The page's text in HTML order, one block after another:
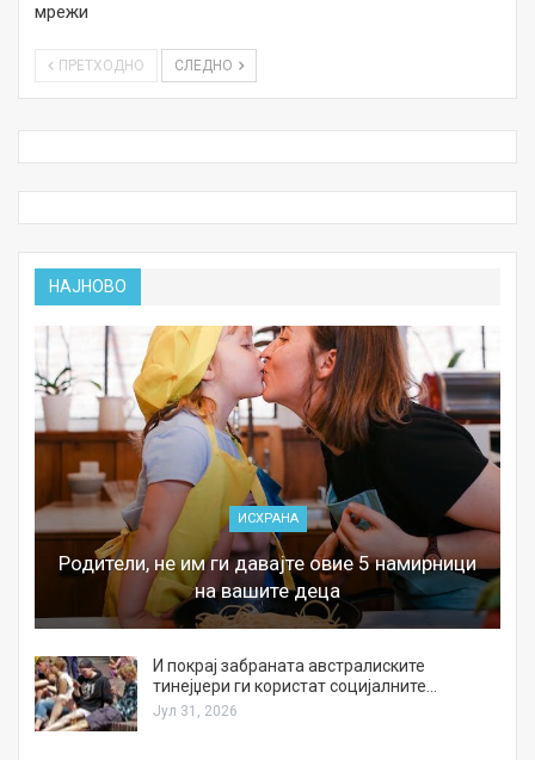
мрежи
ПРЕТХОДНО СЛЕДНО
НАЈНОВО
ИСХРАНА
Родители, не им ги давајте овие 5 намирници
на вашите деца
И покрај забраната австралиските
тинејџери ги користат социјалните…
Јул 31, 2026